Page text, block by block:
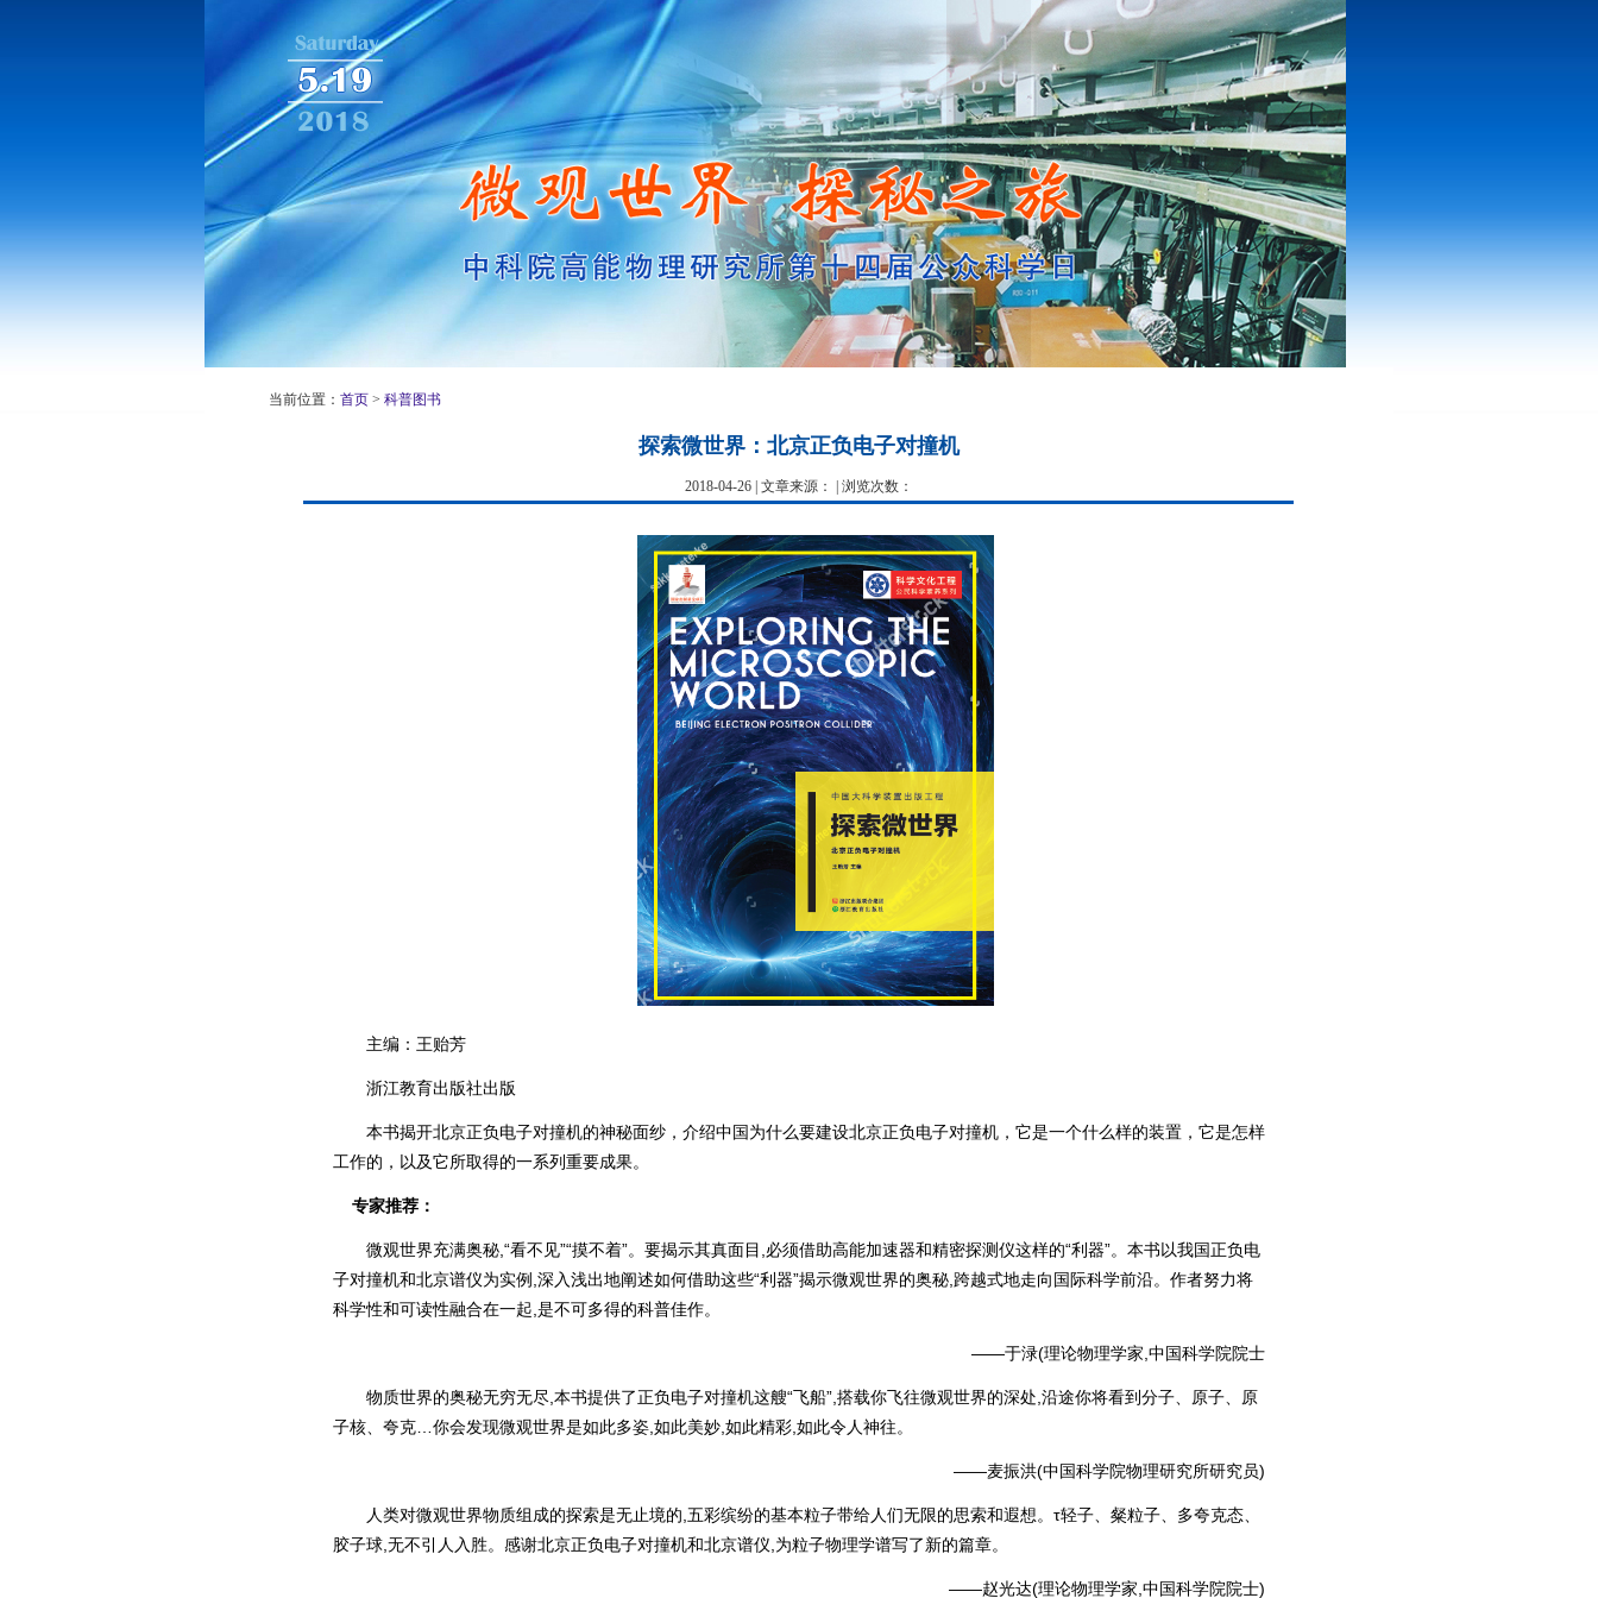
当前位置： 首页 > 科普图书
探索微世界：北京正负电子对撞机
2018-04-26 | 文章来源： | 浏览次数：
主编：王贻芳
浙江教育出版社出版
本书揭开北京正负电子对撞机的神秘面纱，介绍中国为什么要建设北京正负电子对撞机，它是一个什么样的装置，它是怎样
工作的，以及它所取得的一系列重要成果。
专家推荐：
微观世界充满奥秘,“看不见”“摸不着”。要揭示其真面目,必须借助高能加速器和精密探测仪这样的“利器”。本书以我国正负电
子对撞机和北京谱仪为实例,深入浅出地阐述如何借助这些“利器”揭示微观世界的奥秘,跨越式地走向国际科学前沿。作者努力将
科学性和可读性融合在一起,是不可多得的科普佳作。
——于渌(理论物理学家,中国科学院院士
物质世界的奥秘无穷无尽,本书提供了正负电子对撞机这艘“飞船”,搭载你飞往微观世界的深处,沿途你将看到分子、原子、原
子核、夸克…你会发现微观世界是如此多姿,如此美妙,如此精彩,如此令人神往。
——麦振洪(中国科学院物理研究所研究员)
人类对微观世界物质组成的探索是无止境的,五彩缤纷的基本粒子带给人们无限的思索和遐想。τ轻子、粲粒子、多夸克态、
胶子球,无不引人入胜。感谢北京正负电子对撞机和北京谱仪,为粒子物理学谱写了新的篇章。
——赵光达(理论物理学家,中国科学院院士)